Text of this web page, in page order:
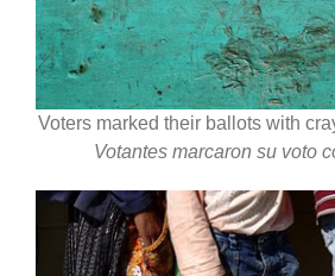
Voters marked their ballots with
Votantes marcaron su voto